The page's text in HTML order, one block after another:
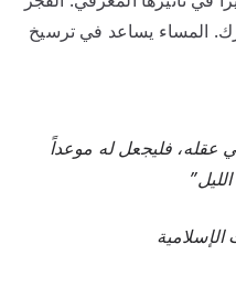
المساء يساعد في ترسيخ
عقله، فليجعل له موعداً
الإسلامية